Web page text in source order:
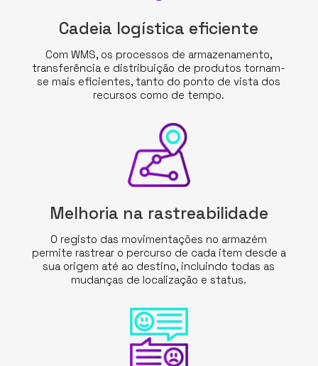
Cadeia logística eficiente
Com WMS, os processos de armazenamento,
transferência e distribuição de produtos tornam-
se mais eficientes, tanto do ponto de vista dos
recursos como de tempo.
Melhoria na rastreabilidade
O registo das movimentações no armazém
permite rastrear o percurso de cada item desde a
sua origem até ao destino, incluindo todas as
mudanças de localização e status.